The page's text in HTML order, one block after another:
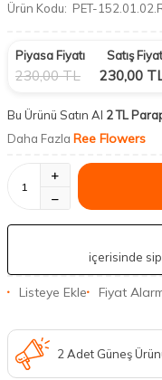
Ürün Kodu: PET-
Piyasa Fiyatı
230,00TL
Satış
230,00
Bu Ürünü Satın Al 2 TL
Daha Fazla Ree Flowers
içerisinde
Listeye Ekle Fiyat
2 Adet Güneş